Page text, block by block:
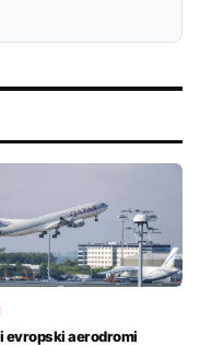
evropski aerodromi